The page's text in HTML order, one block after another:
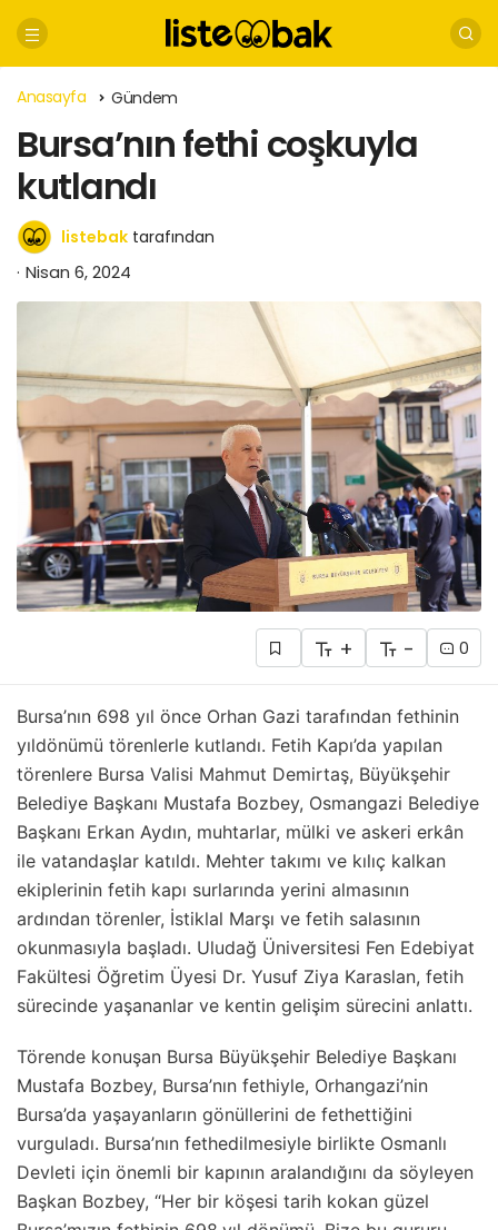
Anasayfa Gündem
Bursa’nın fethi coşkuyla
kutlandı
listebak tarafından
Nisan 6, 2024
+ - 0
Bursa’nın 698 yıl önce Orhan Gazi tarafından fethinin
yıldönümü törenlerle kutlandı. Fetih Kapı’da yapılan
törenlere Bursa Valisi Mahmut Demirtaş, Büyükşehir
Belediye Başkanı Mustafa Bozbey, Osmangazi Belediye
Başkanı Erkan Aydın, muhtarlar, mülki ve askeri erkân
ile vatandaşlar katıldı. Mehter takımı ve kılıç kalkan
ekiplerinin fetih kapı surlarında yerini almasının
ardından törenler, İstiklal Marşı ve fetih salasının
okunmasıyla başladı. Uludağ Üniversitesi Fen Edebiyat
Fakültesi Öğretim Üyesi Dr. Yusuf Ziya Karaslan, fetih
sürecinde yaşananlar ve kentin gelişim sürecini anlattı.
Törende konuşan Bursa Büyükşehir Belediye Başkanı
Mustafa Bozbey, Bursa’nın fethiyle, Orhangazi’nin
Bursa’da yaşayanların gönüllerini de fethettiğini
vurguladı. Bursa’nın fethedilmesiyle birlikte Osmanlı
Devleti için önemli bir kapının aralandığını da söyleyen
Başkan Bozbey, “Her bir köşesi tarih kokan güzel